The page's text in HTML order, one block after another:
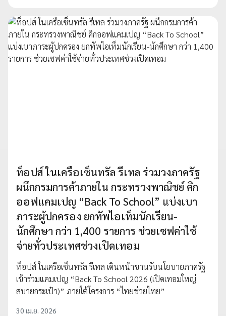
ท็อปส์ ในเครือเซ็นทรัล รีเทล ร่วมวงภาครัฐ
ผนึกกรมการค้าภายใน กระทรวงพาณิชย์ คิก
ออฟแคมเปญ “Back To School” แบ่งเบา
ภาระผู้ปกครอง ยกทัพไอเท็มนักเรียน-
นักศึกษา กว่า 1,400 รายการ ช่วยเซฟค่าใช้
จ่ายทั่วประเทศช่วงเปิดเทอม
ท็อปส์ ในเครือเซ็นทรัล รีเทล เดินหน้าขานรับนโยบายภาครัฐ
เข้าร่วมแคมเปญ “Back To School 2026 (เปิดเทอมใหญ่
สบายกระเป๋า)” ภายใต้โครงการ “ไทยช่วยไทย”
30 เม.ย. 2026